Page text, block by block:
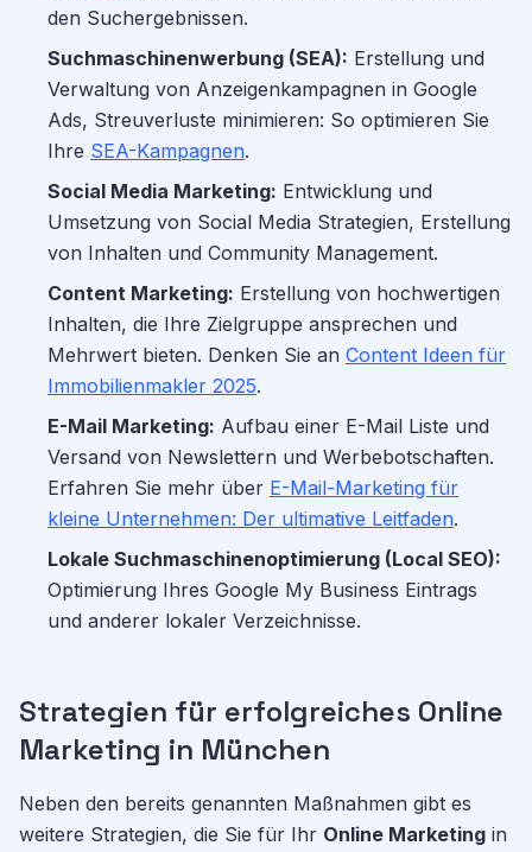
den Suchergebnissen.
Suchmaschinenwerbung (SEA): Erstellung und
Verwaltung von Anzeigenkampagnen in Google
Ads, Streuverluste minimieren: So optimieren Sie
Ihre SEA-Kampagnen.
Social Media Marketing: Entwicklung und
Umsetzung von Social Media Strategien, Erstellung
von Inhalten und Community Management.
Content Marketing: Erstellung von hochwertigen
Inhalten, die Ihre Zielgruppe ansprechen und
Mehrwert bieten. Denken Sie an Content Ideen für
Immobilienmakler 2025.
E-Mail Marketing: Aufbau einer E-Mail Liste und
Versand von Newslettern und Werbebotschaften.
Erfahren Sie mehr über E-Mail-Marketing für
kleine Unternehmen: Der ultimative Leitfaden.
Lokale Suchmaschinenoptimierung (Local SEO):
Optimierung Ihres Google My Business Eintrags
und anderer lokaler Verzeichnisse.
Strategien für erfolgreiches Online
Marketing in München
Neben den bereits genannten Maßnahmen gibt es
weitere Strategien, die Sie für Ihr Online Marketing in